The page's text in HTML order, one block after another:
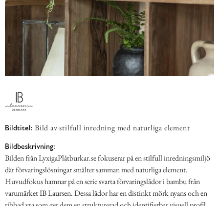
Bildtitel: Bild av stilfull inredning med naturliga element
Bildbeskrivning:
Bilden från LyxigaPlåtburkar.se fokuserar på en stilfull inredningsmiljö
där förvaringslösningar smälter samman med naturliga element.
Huvudfokus hamnar på en serie svarta förvaringslådor i bambu från
varumärket IB Laursen. Dessa lådor har en distinkt mörk nyans och en